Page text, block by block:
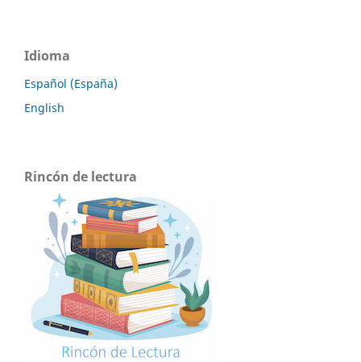
Idioma
Español (España)
English
Rincón de lectura